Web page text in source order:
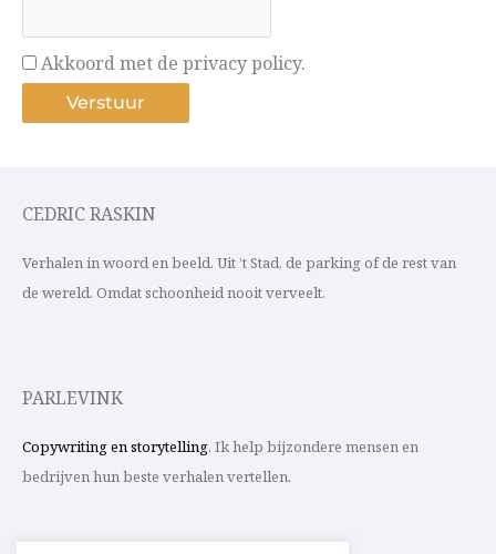
Akkoord met de privacy policy.
CEDRIC RASKIN
Verhalen in woord en beeld. Uit ’t Stad, de parking of de rest van
de wereld. Omdat schoonheid nooit verveelt.
PARLEVINK
Copywriting en storytelling. Ik help bijzondere mensen en
bedrijven hun beste verhalen vertellen.